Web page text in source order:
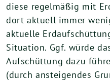
diese regelmäßig mit
dort aktuell immer
aktuelle
Situation. Ggf. würde
Aufschüttung dazu
(durch ansteigendes